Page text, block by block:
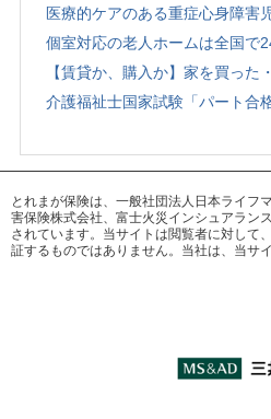
医療的ケアのある重症心身障害
個室対応の老人ホームは全国で
【賃貸か、購入か】家を買った
介護福祉士国家試験「パート合
とれまが保険は、一般社団法人日本ライフ
害保険株式会社、富士火災インシュアラン
されています。当サイトは閲覧者に対して
証するものではありません。当社は、当サ